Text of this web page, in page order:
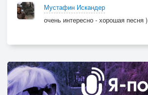
Мустафин Искандер
очень интересно - хорошая песня )